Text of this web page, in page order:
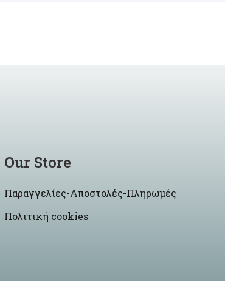
Our Store
Παραγγελίες-Αποστολές-Πληρωμές
Πολιτική cookies